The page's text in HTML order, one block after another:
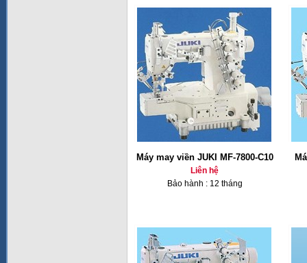
Máy may viền JUKI MF-7800-C10
Liên hệ
Bảo hành : 12 tháng